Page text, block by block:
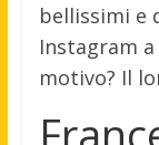
bellissimi e
Instagram a
motivo? Il